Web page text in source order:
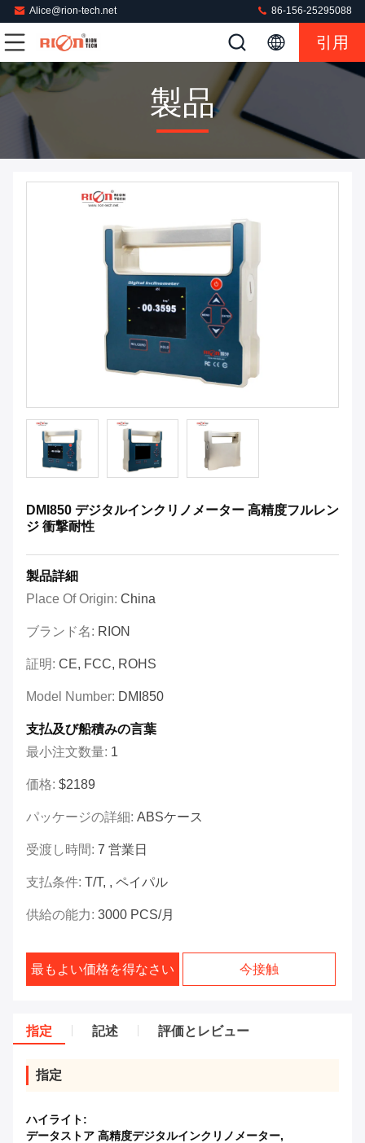
Alice@rion-tech.net 86-156-25295088
引用
製品
DMI850 デジタルインクリノメーター 高精度フルレン
ジ 衝撃耐性
製品詳細
Place Of Origin: China
ブランド名: RION
証明: CE, FCC, ROHS
Model Number: DMI850
支払及び船積みの言葉
最小注文数量: 1
価格: $2189
パッケージの詳細: ABSケース
受渡し時間: 7 営業日
支払条件: T/T, , ペイパル
供給の能力: 3000 PCS/月
最もよい価格を得なさい 今接触
指定 記述 評価とレビュー
指定
ハイライト:
データストア 高精度デジタルインクリノメーター,